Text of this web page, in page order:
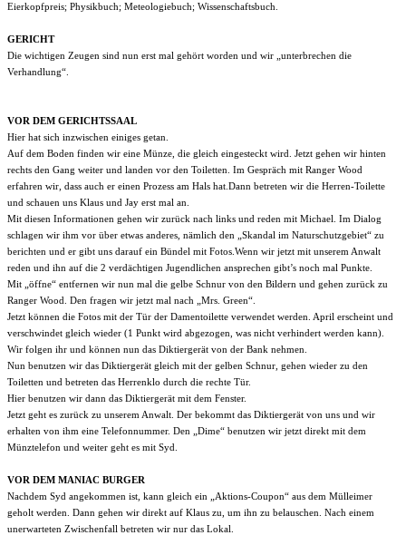
Eierkopfpreis; Physikbuch; Meteologiebuch; Wissenschaftsbuch.
GERICHT
Die wichtigen Zeugen sind nun erst mal gehört worden und wir „unterbrechen die
Verhandlung“.
VOR DEM GERICHTSSAAL
Hier hat sich inzwischen einiges getan.
Auf dem Boden finden wir eine Münze, die gleich eingesteckt wird. Jetzt gehen wir hinten
rechts den Gang weiter und landen vor den Toiletten. Im Gespräch mit Ranger Wood
erfahren wir, dass auch er einen Prozess am Hals hat. Dann betreten wir die Herren-Toilette
und schauen uns Klaus und Jay erst mal an.
Mit diesen Informationen gehen wir zurück nach links und reden mit Michael. Im Dialog
schlagen wir ihm vor über etwas anderes, nämlich den „Skandal im Naturschutzgebiet“ zu
berichten und er gibt uns darauf ein Bündel mit Fotos.Wenn wir jetzt mit unserem Anwalt
reden und ihn auf die 2 verdächtigen Jugendlichen ansprechen gibt’s noch mal Punkte.
Mit „öffne“ entfernen wir nun mal die gelbe Schnur von den Bildern und gehen zurück zu
Ranger Wood. Den fragen wir jetzt mal nach „Mrs. Green“.
Jetzt können die Fotos mit der Tür der Damentoilette verwendet werden. April erscheint und
verschwindet gleich wieder (1 Punkt wird abgezogen, was nicht verhindert werden kann).
Wir folgen ihr und können nun das Diktiergerät von der Bank nehmen.
Nun benutzen wir das Diktiergerät gleich mit der gelben Schnur, gehen wieder zu den
Toiletten und betreten das Herrenklo durch die rechte Tür.
Hier benutzen wir dann das Diktiergerät mit dem Fenster.
Jetzt geht es zurück zu unserem Anwalt. Der bekommt das Diktiergerät von uns und wir
erhalten von ihm eine Telefonnummer. Den „Dime“ benutzen wir jetzt direkt mit dem
Münztelefon und weiter geht es mit Syd.
VOR DEM MANIAC BURGER
Nachdem Syd angekommen ist, kann gleich ein „Aktions-Coupon“ aus dem Mülleimer
geholt werden. Dann gehen wir direkt auf Klaus zu, um ihn zu belauschen. Nach einem
unerwarteten Zwischenfall betreten wir nur das Lokal.